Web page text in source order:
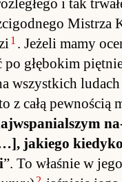
Mi­strza
1 . Jeżeli mamy
głębo­kim
wszyst­kich
z całą pew­no­ścią
ja­kiego
”. To wła­śnie w jego